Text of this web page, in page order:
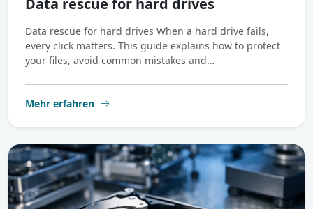
Data rescue for hard drives
Data rescue for hard drives When a hard drive fails,
every click matters. This guide explains how to protect
your files, avoid common mistakes and…
Mehr erfahren